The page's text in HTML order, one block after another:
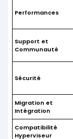
Performances
Support et
Communauté
Sécurité
Migration et
Intégration
Compatibilité
Hyperviseur